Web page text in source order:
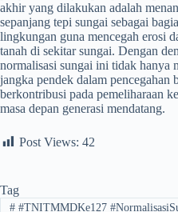
akhir yang dilakukan adalah
sepanjang tepi sungai sebagai
lingkungan guna mencegah erosi
tanah di sekitar sungai. Dengan
normalisasi sungai ini tidak hanya
jangka pendek dalam pencegahan
berkontribusi pada pemeliharaan
masa depan generasi mendatang.
Post Views: 42
Tag
##TNITMMDKe127